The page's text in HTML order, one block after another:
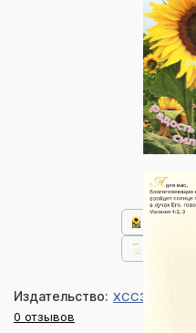
Издательство: ХССЗ
0 отзывов